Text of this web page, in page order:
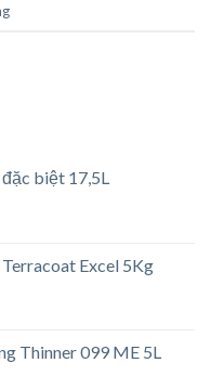
biệt 17,5L
Excel 5Kg
Thinner 099 ME 5L